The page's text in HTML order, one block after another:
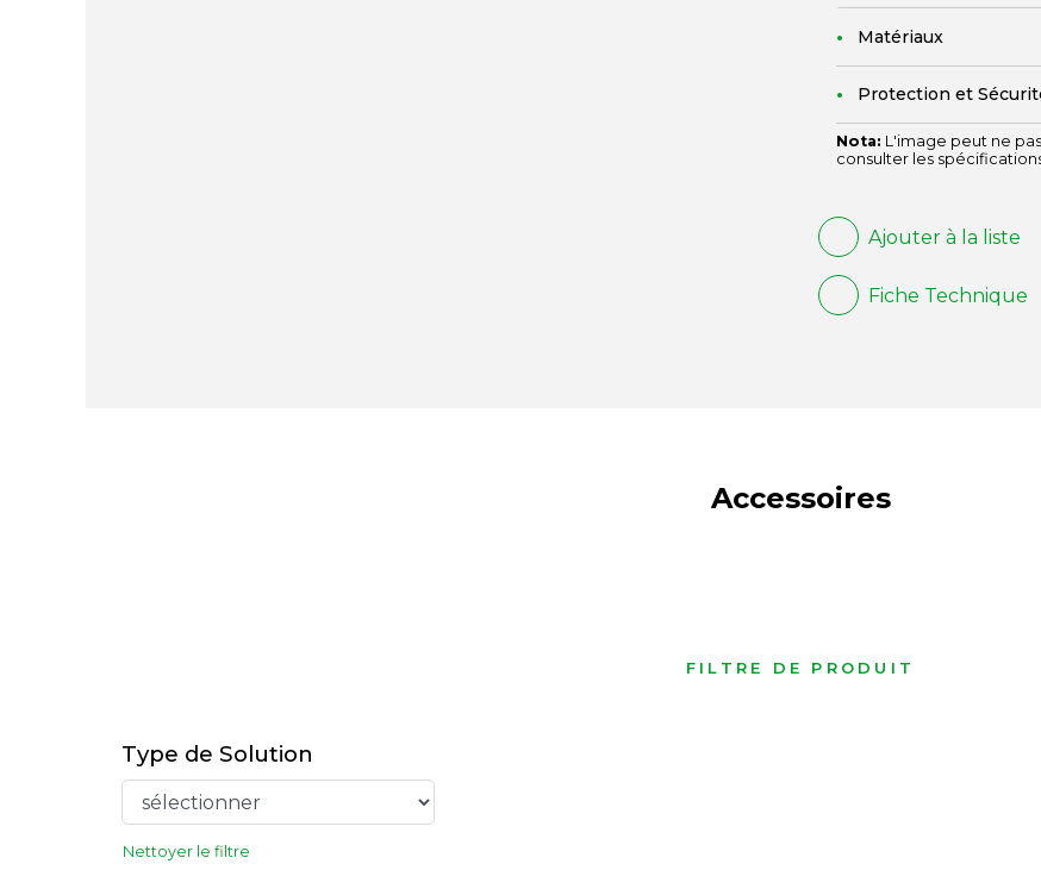
Matériaux
Protection et
Nota: L'image peut ne
consulter les
Ajouter à la liste
Fiche Technique
Accessoires
FILTRE DE PRODUIT
Type de Solution
Nettoyer le filtre